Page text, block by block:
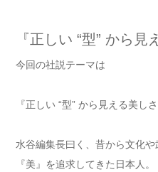
『正しい “型” から見
今回の社説テーマは
『正しい “型” から見える美しさ
水谷編集長曰く、昔から文化
『美』を追求してきた日本人。